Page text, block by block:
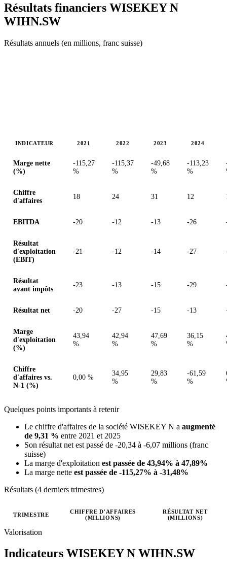
Résultats financiers WISEKEY N
WIHN.SW
Résultats annuels (en millions, franc suisse)
INDICATEUR 2021 2022 2023 2024
Marge nette
(%)
-115,27
%
-115,37
%
-49,68
%
-113,23
%
Chiffre
d'affaires
18 24 31 12
EBITDA -20 -12 -13 -26
Résultat
d'exploitation
(EBIT)
-21 -12 -14 -27
Résultat
avant impôts
-23 -13 -15 -29
Résultat net -20 -27 -15 -13
Marge
d'exploitation
(%)
43,94
%
42,94
%
47,69
%
36,15
%
Chiffre
d'affaires vs.
N-1 (%)
0,00 %
34,95
%
29,83
%
-61,59
%
Quelques points importants à retenir
Le chiffre d'affaires de la société WISEKEY N a augmenté
de 9,31 % entre 2021 et 2025
Son résultat net est passé de -20,34 à -6,07 millions (franc
suisse)
La marge d'exploitation est passée de 43,94% à 47,89%
La marge nette est passée de -115,27% à -31,48%
Résultats (4 derniers trimestres)
Valeurs trimestrielles en millions (franc suisse)
TRIMESTRE
CHIFFRE D'AFFAIRES
(MILLIONS)
RÉSULTAT NET
(MILLIONS)
Valorisation
Indicateurs WISEKEY N WIHN.SW